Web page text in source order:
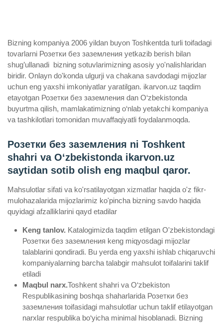
Bizning kompaniya 2006 yildan buyon Toshkentda turli toifadagi
tovarlarni Розетки без заземления yetkazib berish bilan
shug’ullanadi ­ bizning sotuvlarimizning asosiy yo'nalishlaridan
biridir. Onlayn do'konda ulgurji va chakana savdodagi mijozlar
uchun eng yaxshi imkoniyatlar yaratilgan. ikarvon.uz taqdim
etayotgan Розетки без заземления dan O‘zbekistonda
buyurtma qilish, mamlakatimizning o‘nlab yetakchi kompaniya
va tashkilotlari tomonidan muvaffaqiyatli foydalanmoqda.
Розетки без заземления ni Toshkent
shahri va Oʻzbekistonda ikarvon.uz
saytidan sotib olish eng maqbul qaror.
Mahsulotlar sifati va ko'rsatilayotgan xizmatlar haqida o'z fikr-
mulohazalarida mijozlarimiz ko'pincha bizning savdo haqida
quyidagi afzalliklarini qayd etadilar
Keng tanlov. Katalogimizda taqdim etilgan O'zbekistondagi
Розетки без заземления keng miqyosdagi mijozlar
talablarini qondiradi. Bu yerda eng yaxshi ishlab chiqaruvchi
kompaniyalarning barcha talabgir mahsulot toifalarini taklif
etiladi
Maqbul narx.Toshkent shahri va O‘zbekiston
Respublikasining boshqa shaharlarida Розетки без
заземления toifasidagi mahsulotlar uchun taklif etilayotgan
narxlar respublika bo‘yicha minimal hisoblanadi. Bizning